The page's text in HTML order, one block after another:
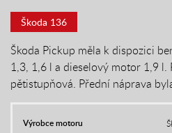
Výrobce motoru
Škoda 136
Škoda Pickup měla k dispozici
1,3, 1,6 l a dieselový motor 1,9 l.
pětistupňová. Přední náprava